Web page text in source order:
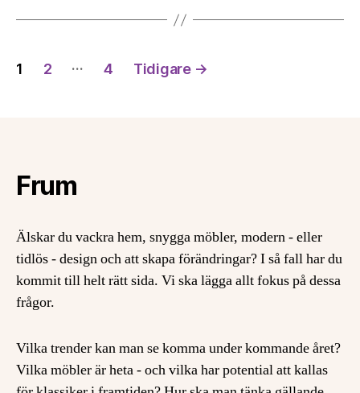
Inläggsnavigering
1 2 … 4 Tidigare →
Frum
Älskar du vackra hem, snygga möbler, modern - eller
tidlös - design och att skapa förändringar? I så fall har du
kommit till helt rätt sida. Vi ska lägga allt fokus på dessa
frågor.
Vilka trender kan man se komma under kommande året?
Vilka möbler är heta - och vilka har potential att kallas